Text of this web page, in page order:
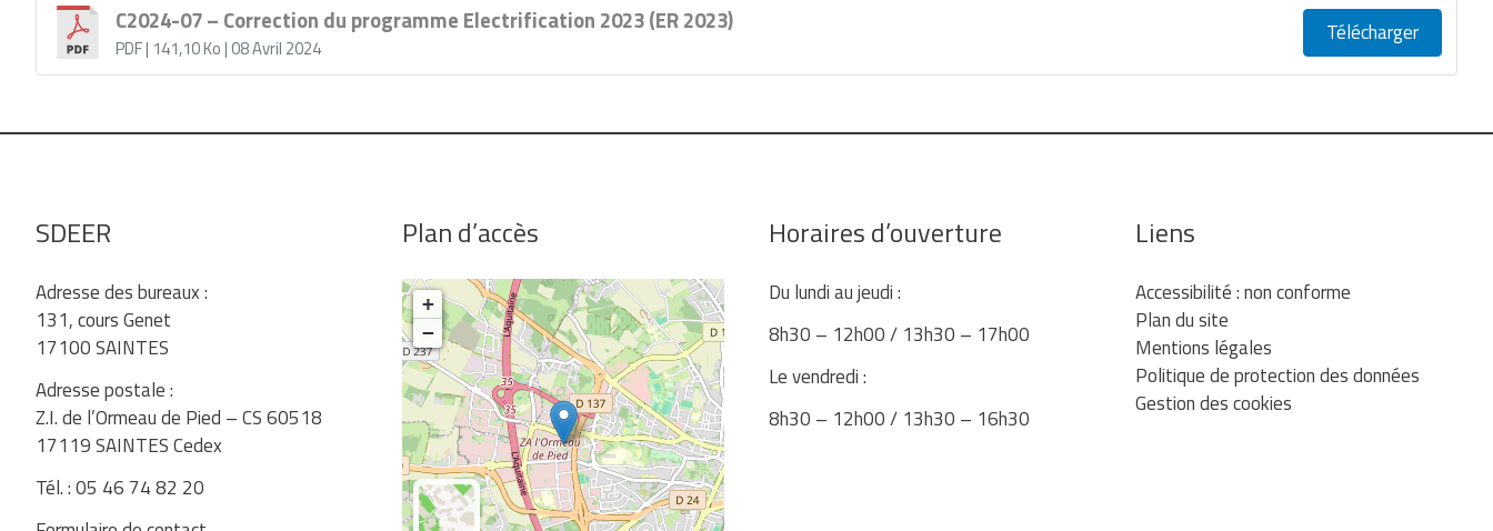
C2024-07 – Correction du programme Electrification 2023 (ER 2023)
PDF| 141,10 Ko | 08 Avril 2024
Télécharger
SDEER
Adresse des bureaux :
131, cours Genet
17100 SAINTES
Adresse postale :
Z.I. de l’Ormeau de Pied – CS 60518
17119 SAINTES Cedex
Tél. : 05 46 74 82 20
Plan d’accès
+
−
Horaires d’ouverture
Du lundi au jeudi :
8h30 – 12h00 / 13h30 – 17h00
Le vendredi :
8h30 – 12h00 / 13h30 – 16h30
Liens
Accessibilité : non conforme
Plan du site
Mentions légales
Politique de protection des données
Gestion des cookies